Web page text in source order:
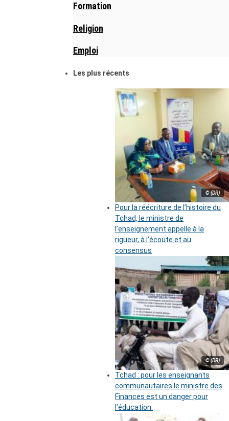
Formation
Religion
Emploi
Les plus récents
© (DR)
Pour la réécriture de l’histoire du
Tchad, le ministre de
l’enseignement appelle à la
rigueur, à l’écoute et au
consensus
© (DR)
Tchad : pour les enseignants
communautaires le ministre des
Finances est un danger pour
l’éducation.